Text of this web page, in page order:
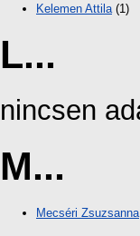
Kelemen Attila (1)
L...
nincsen
M...
Mecséri Zsuzsanna